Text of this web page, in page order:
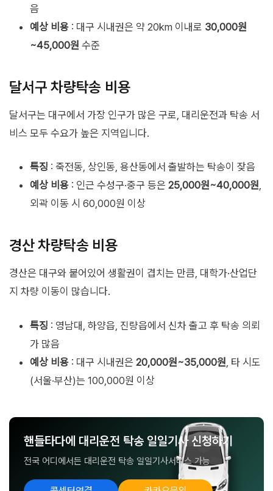
음
예상 비용 : 대구 시내권은 약 20km 이내로 30,000원
~45,000원 수준
달서구 차량탁송 비용
달서구는 대구에서 가장 인구가 많은 구로, 대리운전과 탁송 서
비스 모두 수요가 높은 지역입니다.
특징 : 죽전동, 상인동, 용산동에서 출발하는 탁송이 잦음
예상 비용 : 인근 수성구·중구 등은 25,000원~40,000원,
외곽 이동 시 60,000원 이상
경산 차량탁송 비용
경산은 대구와 붙어있어 생활권이 겹치는 만큼, 대학가·산업단
지 차량 이동이 많습니다.
특징 : 영남대, 하양읍, 진량읍에서 신차 출고 후 탁송 의뢰
가 많음
예상 비용 : 대구 시내권은 20,000원~35,000원 , 타 시도
(서울·부산)는 100,000원 이상
핸들타다에 대리운전 탁송 일일기사 신청하기
전국 어디에서든 대리운전 탁송 일일기사서비스 가능